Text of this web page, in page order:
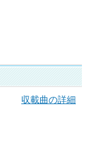
収載曲の詳細